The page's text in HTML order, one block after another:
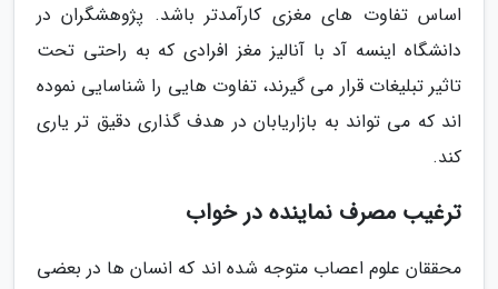
اساس تفاوت های مغزی کارآمدتر باشد. پژوهشگران در
دانشگاه اینسه آد با آنالیز مغز افرادی که به راحتی تحت
تاثیر تبلیغات قرار می گیرند، تفاوت هایی را شناسایی نموده
اند که می تواند به بازاریابان در هدف گذاری دقیق تر یاری
کند.
ترغیب مصرف نماینده در خواب
محققان علوم اعصاب متوجه شده اند که انسان ها در بعضی